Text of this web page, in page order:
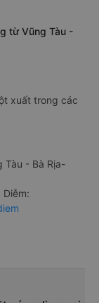
từ Vũng Tàu -
xuất trong các
Tàu - Bà Rịa-